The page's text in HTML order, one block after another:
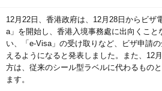
12月22日、香港政府は、12月28日からビザ
a」を開始し、香港入境事務處に出向くこと
い、「e-Visa」の受け取りなど、ビザ申請
えるようになると発表しました。また、12
方は、従来のシール型ラベルに代わるもの
ます。